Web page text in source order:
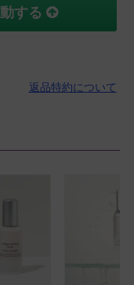
する
返品特約について